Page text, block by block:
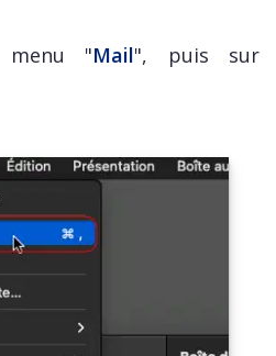
"Mail", puis sur